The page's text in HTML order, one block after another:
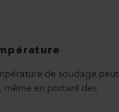
de soudage peut
en portant des